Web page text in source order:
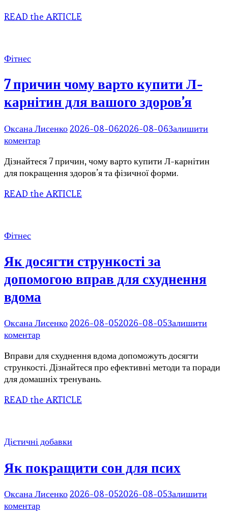
READ the ARTICLE
Фітнес
7 причин чому варто купити Л-
карнітин для вашого здоров’я
Оксана Лисенко2026-08-062026-08-06Залишити
коментардо
причин
чому
купити
здоров’я
Дізнайтеся 7 причин, чому варто купити Л-карнітин
для покращення здоров’я та фізичної форми.
READ the ARTICLE
Фітнес
Як досягти стрункості за
допомогою вправ для схуднення
вдома
Оксана Лисенко2026-08-052026-08-05Залишити
коментардо
досягти
стрункості
за
вправ
вдома
Вправи для схуднення вдома допоможуть досягти
стрункості. Дізнайтеся про ефективні методи та поради
для домашніх тренувань.
READ the ARTICLE
Дієтичні добавки
Як покращити сон для псих
Оксана Лисенко2026-08-052026-08-05Залишити
коментардо